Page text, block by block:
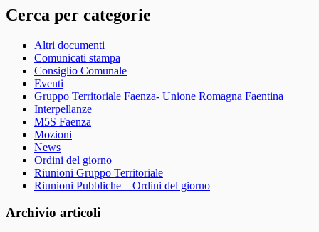
Cerca per categorie
Altri documenti
Comunicati stampa
Consiglio Comunale
Eventi
Gruppo Territoriale Faenza- Unione Romagna Faentina
Interpellanze
M5S Faenza
Mozioni
News
Ordini del giorno
Riunioni Gruppo Territoriale
Riunioni Pubbliche – Ordini del giorno
Archivio articoli